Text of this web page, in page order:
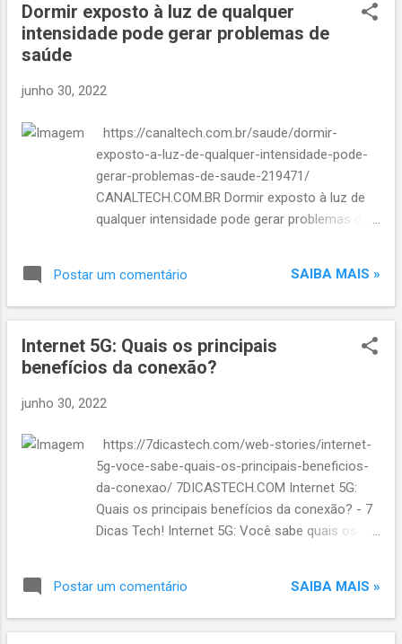
Dormir exposto à luz de qualquer
intensidade pode gerar problemas de
saúde
junho 30, 2022
https://canaltech.com.br/saude/dormir-
exposto-a-luz-de-qualquer-intensidade-pode-
gerar-problemas-de-saude-219471/
CANALTECH.COM.BR Dormir exposto à luz de
qualquer intensidade pode gerar problemas de
Postar um comentário SAIBA MAIS »
Internet 5G: Quais os principais
benefícios da conexão?
junho 30, 2022
https://7dicastech.com/web-stories/internet-
5g-voce-sabe-quais-os-principais-beneficios-
da-conexao/ 7DICASTECH.COM Internet 5G:
Quais os principais benefícios da conexão? - 7
Dicas Tech! Internet 5G: Você sabe quais os
Postar um comentário SAIBA MAIS »